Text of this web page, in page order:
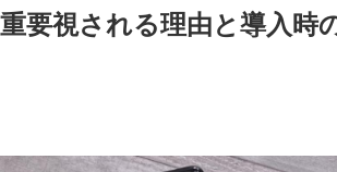
要視される理由と導入時